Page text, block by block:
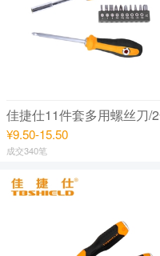
佳捷仕11件套多用螺丝刀/
¥9.50-15.50
成交340笔